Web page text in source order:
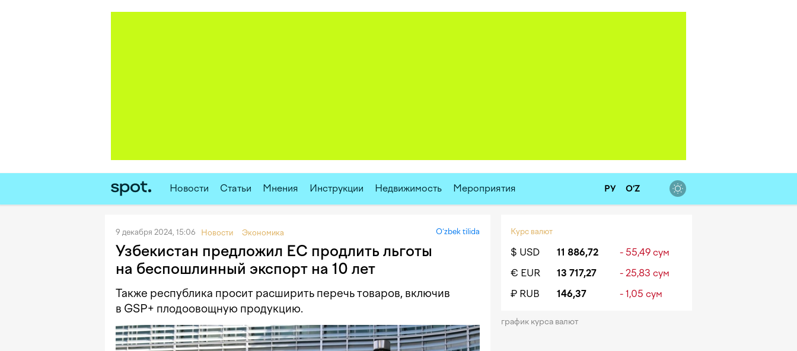
Новости Статьи Мнения Инструкции Недвижимость Мероприятия РУ O‘Z
9 декабря 2024, 15:06 Новости Экономика O‘zbek tilida
Узбекистан предложил ЕС продлить льготы
на беспошлинный экспорт на 10 лет
Также республика просит расширить перечь товаров, включив
в GSP+ плодоовощную продукцию.
Курс валют
$ USD 11 886,72
- 55,49 сум
€ EUR
13 717,27
- 25,83 сум
₽ RUB
146,37 - 1,05 сум
график курса валют